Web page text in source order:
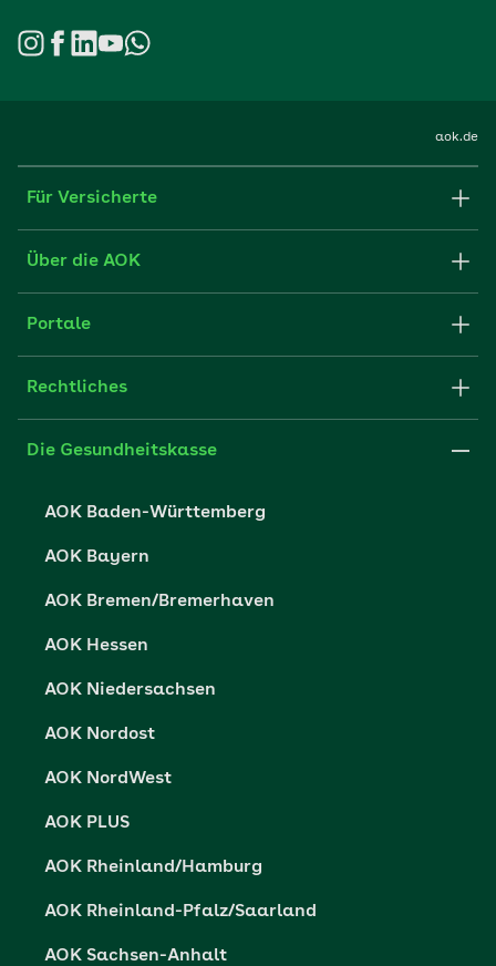
aok.de
Für Versicherte
Formulare und Anträge
FAQ
Über die AOK
Struktur & Verwaltung
Partner der AOK
Portale
Fachportal für Arbeitgeber
Presse- und Politikportal
Vertriebspartner-Service
Rechtliches
Impressum
Die Gesundheitskasse
AOK Baden-Württemberg
AOK Bayern
AOK Bremen/Bremerhaven
AOK Hessen
AOK Niedersachsen
AOK Nordost
AOK NordWest
AOK PLUS
AOK Rheinland/Hamburg
AOK Rheinland-Pfalz/Saarland
AOK Sachsen-Anhalt